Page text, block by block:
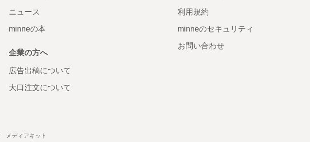
ニュース
minneの本
企業の方へ
広告出稿について
大口注文について
利用規約
minneのセキュリティ
お問い合わせ
メディアキット